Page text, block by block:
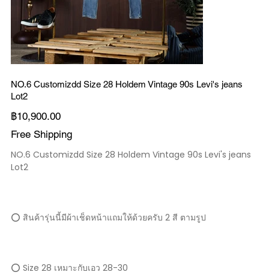
NO.6 Customizdd Size 28 Holdem Vintage 90s Levi's jeans
Lot2
ราคา
฿10,900.00
Free Shipping
NO.6 Customizdd Size 28 Holdem Vintage 90s Levi's jeans
Lot2
⭕️ สินค้ารุ่นนี้มีผ้าเช็ดหน้าแถมให้ด้วยครับ 2 สี ตามรูป
⭕️ Size 28 เหมาะกับเอว 28-30